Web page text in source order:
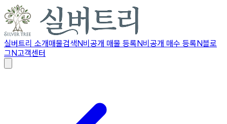
실버트리 소개매물검색N비공개 매물 등록N비공개 매수 등록N블로
그N고객센터